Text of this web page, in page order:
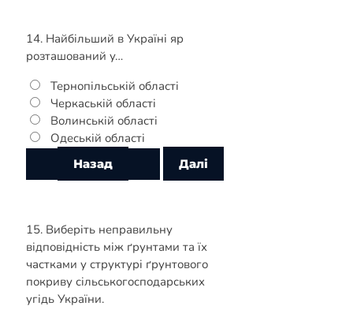
14. Найбільший в Україні яр
розташований у…
Тернопільській області
Черкаській області
Волинській області
Одеській області
15. Виберіть неправильну
відповідність між ґрунтами та їх
частками у структурі ґрунтового
покриву сільськогосподарських
угідь України.